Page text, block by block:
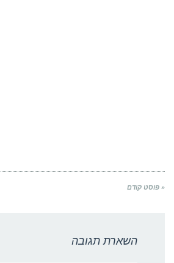
« פוסט קודם
השארת תגובה